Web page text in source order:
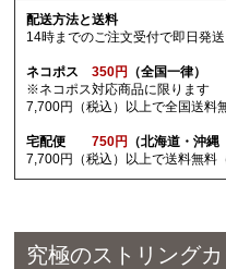
配送方法と送料
14時までのご注文受付で即日発
ネコポス350円
（全国一律）
※ネコポス対応商品に限ります
7,700円（税込）以上で全国送料
宅配便750円 （北海道・沖
7,700円（税込）以上で送料無料
究極のストリングカ